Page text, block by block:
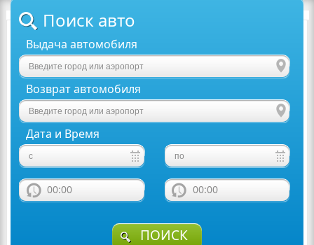
Поиск авто
Выдача автомобиля
Возврат автомобиля
Дата и Время
00:00 00:00
ПОИСК